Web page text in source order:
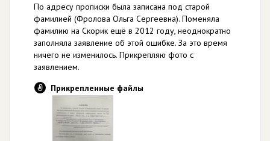
По адресу прописки была записана под старой
фамилией (Фролова Ольга Сергеевна). Поменяла
фамилию на Скорик ещё в 2012 году, неоднократно
заполняла заявление об этой ошибке. За это время
ничего не изменилось. Прикрепляю фото с
заявлением.
Прикрепленные файлы